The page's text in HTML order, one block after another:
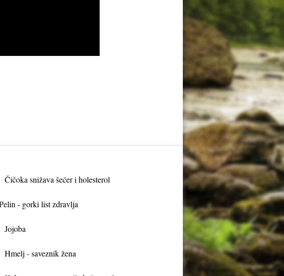
Čičoka snižava šećer i holesterol
- gorki list zdravlja
Jojoba
Hmelj - saveznik žena